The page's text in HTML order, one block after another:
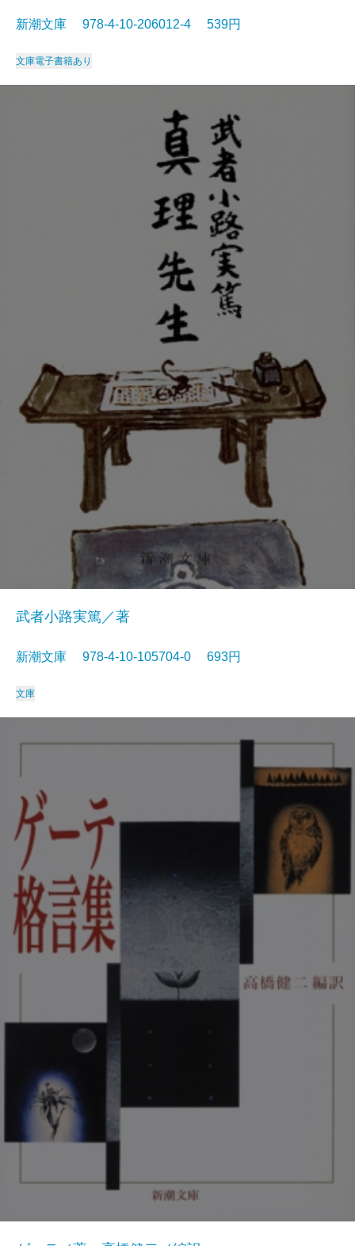
新潮文庫 978-4-10-206012-4 539円
文庫電子書籍あり
武者小路実篤／著
新潮文庫 978-4-10-105704-0 693円
文庫